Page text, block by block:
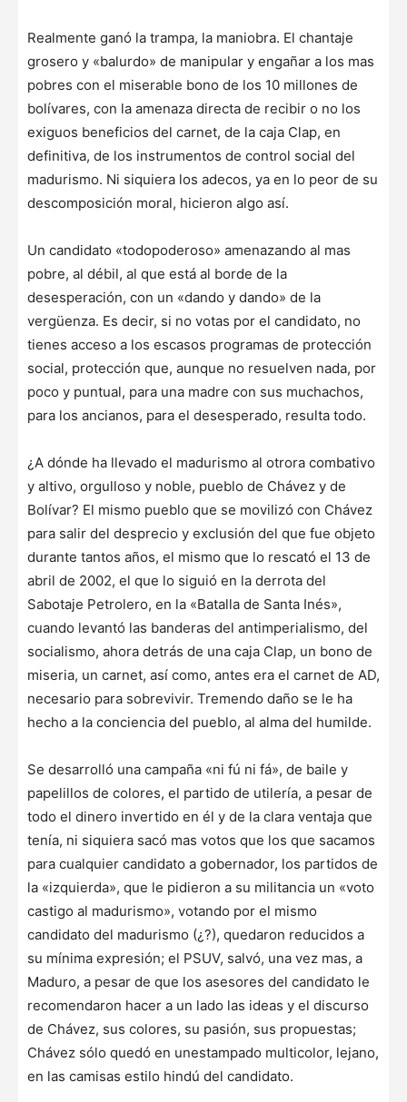
Realmente ganó la trampa, la maniobra. El chantaje
grosero y «balurdo» de manipular y engañar a los mas
pobres con el miserable bono de los 10 millones de
bolívares, con la amenaza directa de recibir o no los
exiguos beneficios del carnet, de la caja Clap, en
definitiva, de los instrumentos de control social del
madurismo. Ni siquiera los adecos, ya en lo peor de su
descomposición moral, hicieron algo así.
Un candidato «todopoderoso» amenazando al mas
pobre, al débil, al que está al borde de la
desesperación, con un «dando y dando» de la
vergüenza. Es decir, si no votas por el candidato, no
tienes acceso a los escasos programas de protección
social, protección que, aunque no resuelven nada, por
poco y puntual, para una madre con sus muchachos,
para los ancianos, para el desesperado, resulta todo.
¿A dónde ha llevado el madurismo al otrora combativo
y altivo, orgulloso y noble, pueblo de Chávez y de
Bolívar? El mismo pueblo que se movilizó con Chávez
para salir del desprecio y exclusión del que fue objeto
durante tantos años, el mismo que lo rescató el 13 de
abril de 2002, el que lo siguió en la derrota del
Sabotaje Petrolero, en la «Batalla de Santa Inés»,
cuando levantó las banderas del antimperialismo, del
socialismo, ahora detrás de una caja Clap, un bono de
miseria, un carnet, así como, antes era el carnet de AD,
necesario para sobrevivir. Tremendo daño se le ha
hecho a la conciencia del pueblo, al alma del humilde.
Se desarrolló una campaña «ni fú ni fá», de baile y
papelillos de colores, el partido de utilería, a pesar de
todo el dinero invertido en él y de la clara ventaja que
tenía, ni siquiera sacó mas votos que los que sacamos
para cualquier candidato a gobernador, los partidos de
la «izquierda», que le pidieron a su militancia un «voto
castigo al madurismo», votando por el mismo
candidato del madurismo (¿?), quedaron reducidos a
su mínima expresión; el PSUV, salvó, una vez mas, a
Maduro, a pesar de que los asesores del candidato le
recomendaron hacer a un lado las ideas y el discurso
de Chávez, sus colores, su pasión, sus propuestas;
Chávez sólo quedó en unestampado multicolor, lejano,
en las camisas estilo hindú del candidato.